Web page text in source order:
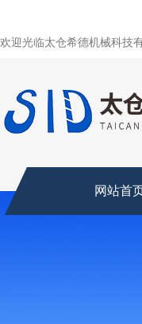
欢迎光临太仓希德机械科技
网站首